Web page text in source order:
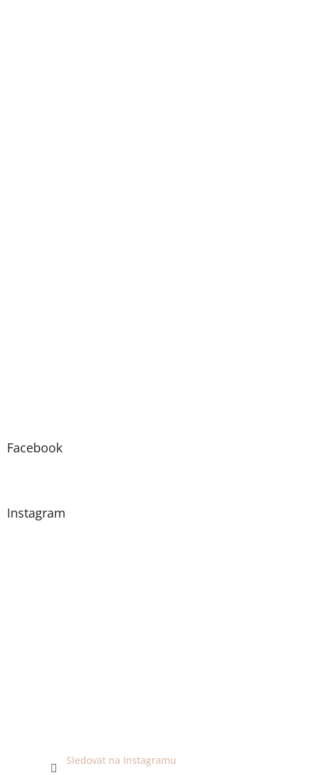
Facebook
Instagram
Sledovat na Instagramu